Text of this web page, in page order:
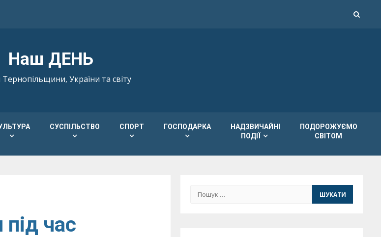
Наш ДЕНЬ
України та світу
СУСПІЛЬСТВО СПОРТ ГОСПОДАРКА
НАДЗВИЧАЙНІ
ПОДІЇ
ПОДОРОЖУЄМО
СВІТОМ
час
Пошук: